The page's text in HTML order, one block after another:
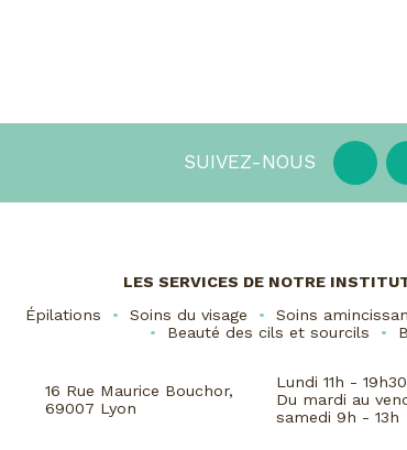
SUIVEZ-NOUS
LES SERVICES DE NOTRE
Épilations
Soins du visage Soins
Beauté des cils et sourcils
16 Rue Maurice Bouchor,
69007 Lyon
Lundi 11h - 19h30
Du mardi au
samedi 9h - 13h